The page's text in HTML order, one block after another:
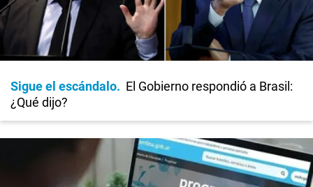
Sigue el escándalo
El Gobierno respondió a Brasil:
¿Qué dijo?